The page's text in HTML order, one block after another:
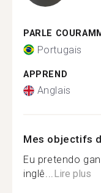
PARLE
Portugais
APPREND
Anglais
Mes objectifs
Eu pretendo
inglê...Lire plus